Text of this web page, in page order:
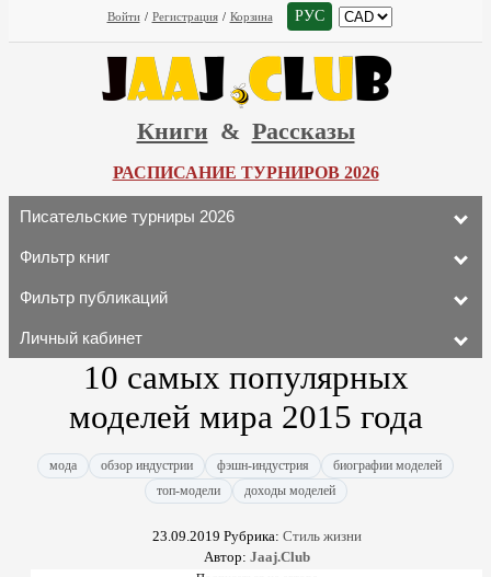
Войти / Регистрация / Корзина РУС
Книги & Рассказы
РАСПИСАНИЕ ТУРНИРОВ 2026
Писательские турниры 2026
Фильтр книг
Фильтр публикаций
Личный кабинет
10 самых популярных
моделей мира 2015 года
мода обзор индустрии фэшн-индустрия
биографии моделей
топ-модели
доходы моделей
23.09.2019 Рубрика: Стиль жизни
Автор: Jaaj.Club